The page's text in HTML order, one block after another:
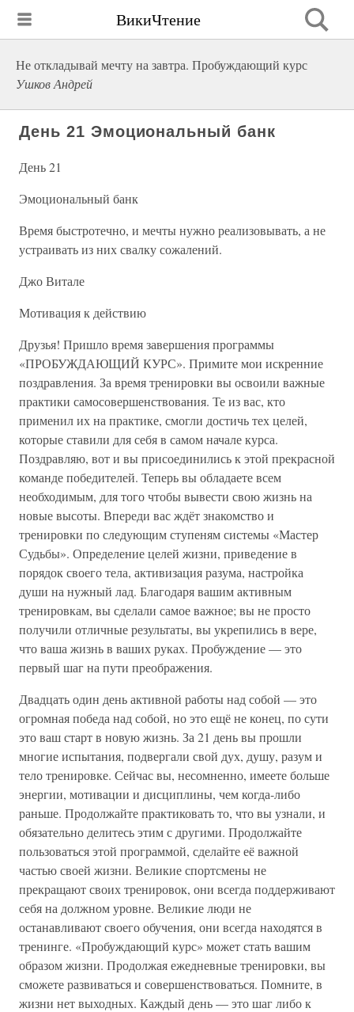
ВикиЧтение
Не откладывай мечту на завтра. Пробуждающий курс
Ушков Андрей
День 21 Эмоциональный банк
День 21
Эмоциональный банк
Время быстротечно, и мечты нужно реализовывать, а не
устраивать из них свалку сожалений.
Джо Витале
Мотивация к действию
Друзья! Пришло время завершения программы
«ПРОБУЖДАЮЩИЙ КУРС». Примите мои искренние
поздравления. За время тренировки вы освоили важные
практики самосовершенствования. Те из вас, кто
применил их на практике, смогли достичь тех целей,
которые ставили для себя в самом начале курса.
Поздравляю, вот и вы присоединились к этой прекрасной
команде победителей. Теперь вы обладаете всем
необходимым, для того чтобы вывести свою жизнь на
новые высоты. Впереди вас ждёт знакомство и
тренировки по следующим ступеням системы «Мастер
Судьбы». Определение целей жизни, приведение в
порядок своего тела, активизация разума, настройка
души на нужный лад. Благодаря вашим активным
тренировкам, вы сделали самое важное; вы не просто
получили отличные результаты, вы укрепились в вере,
что ваша жизнь в ваших руках. Пробуждение — это
первый шаг на пути преображения.
Двадцать один день активной работы над собой — это
огромная победа над собой, но это ещё не конец, по сути
это ваш старт в новую жизнь. За 21 день вы прошли
многие испытания, подвергали свой дух, душу, разум и
тело тренировке. Сейчас вы, несомненно, имеете больше
энергии, мотивации и дисциплины, чем когда-либо
раньше. Продолжайте практиковать то, что вы узнали, и
обязательно делитесь этим с другими. Продолжайте
пользоваться этой программой, сделайте её важной
частью своей жизни. Великие спортсмены не
прекращают своих тренировок, они всегда поддерживают
себя на должном уровне. Великие люди не
останавливают своего обучения, они всегда находятся в
тренинге. «Пробуждающий курс» может стать вашим
образом жизни. Продолжая ежедневные тренировки, вы
сможете развиваться и совершенствоваться. Помните, в
жизни нет выходных. Каждый день — это шаг либо к